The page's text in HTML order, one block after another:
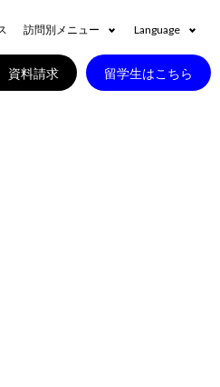
訪問別メニュー Language
資料請求 留学生はこちら